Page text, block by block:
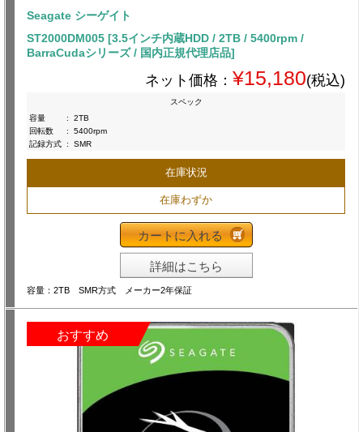
Seagate シーゲイト
ST2000DM005 [3.5インチ内蔵HDD / 2TB / 5400rpm /
BarraCudaシリーズ / 国内正規代理店品]
ネット価格： ¥15,180(税込)
スペック
容量
:
2TB
回転数
:
5400rpm
記録方式 : SMR
在庫状況
在庫わずか
カートに入れる
詳細はこちら
容量：2TB SMR方式 メーカー2年保証
おすすめ